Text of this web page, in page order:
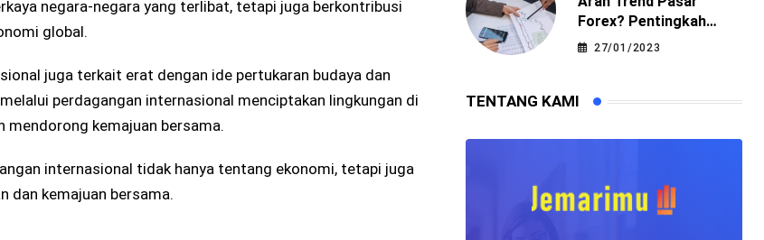
negara-negara yang terlibat, tetapi juga berkontribusi
global.
juga terkait erat dengan ide pertukaran budaya dan
perdagangan internasional menciptakan lingkungan di
mendorong kemajuan bersama.
internasional tidak hanya tentang ekonomi, tetapi juga
dan kemajuan bersama.
Forex? Pentingkah
Dalam Trading?
27/01/2023
TENTANG KAMI